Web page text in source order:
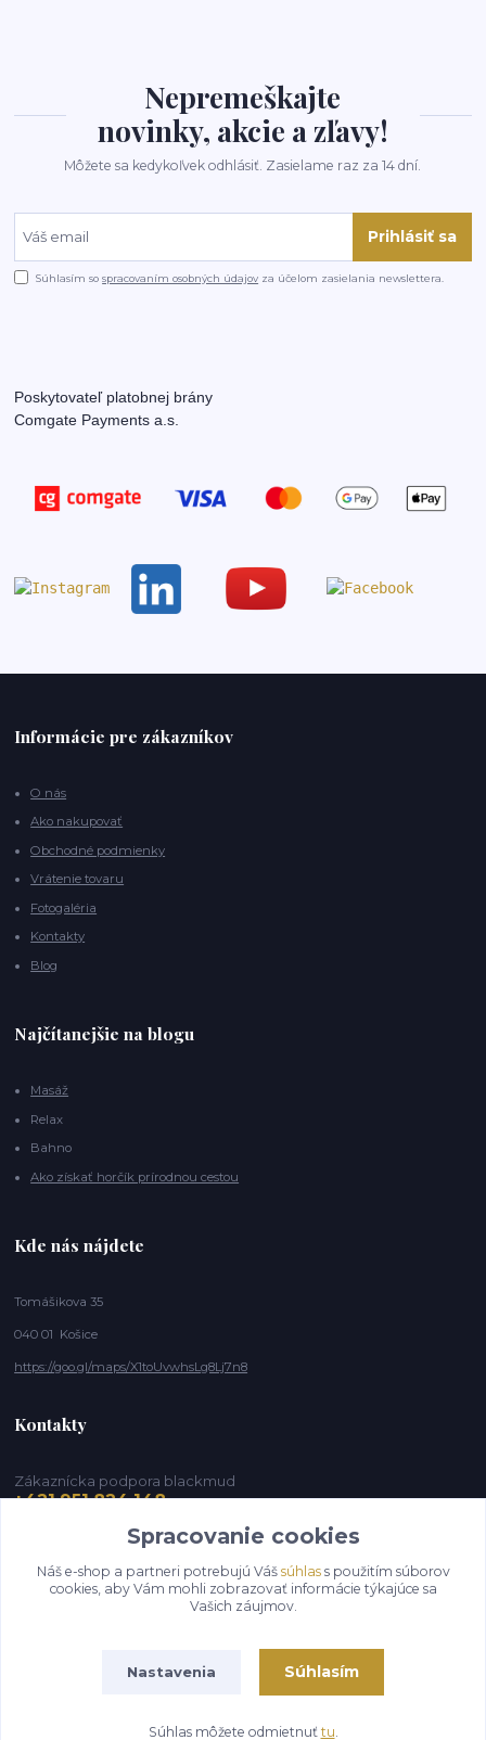
Nepremeškajte
novinky, akcie a zľavy!
Môžete sa kedykoľvek odhlásiť. Zasielame raz za 14 dní.
Prihlásiť sa
Súhlasím sospracovaním osobných údajov za účelom zasielania newslettera.
Poskytovateľ platobnej brány
Comgate Payments a.s.
Informácie pre zákazníkov
O nás
Ako nakupovať
Obchodné podmienky
Vrátenie tovaru
Fotogaléria
Kontakty
Blog
Najčítanejšie na blogu
Masáž
Relax
Bahno
Ako získať horčík prírodnou cestou
Kde nás nájdete
Tomášikova 35
040 01 Košice
https://goo.gl/maps/X1toUvwhsLg8Lj7n8
Kontakty
Zákaznícka podpora blackmud
+421 951 824 148
info@blackmud.eu
Spracovanie cookies
Náš e-shop a partneri potrebujú Váš súhlass použitím súborov
cookies, aby Vám mohli zobrazovať informácie týkajúce sa
Vašich záujmov.
Nastavenia Súhlasím
Súhlas môžete odmietnuť tu